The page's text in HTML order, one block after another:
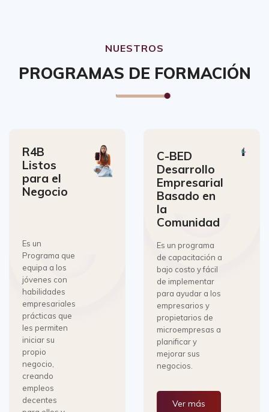
NUESTROS
PROGRAMAS DE FORMACIÓN
R4B
Listos
para el
Negocio
Es un
Programa que
equipa a los
jóvenes con
habilidades
empresariales
prácticas que
les permiten
iniciar su
propio
negocio,
creando
empleos
decentes
C-BED
Desarrollo
Empresarial
Basado en
la
Comunidad
Es un programa
de capacitación a
bajo costo y fácil
de implementar
para ayudar a los
empresarios y
propietarios de
microempresas a
planificar y
mejorar sus
negocios.
Ver más